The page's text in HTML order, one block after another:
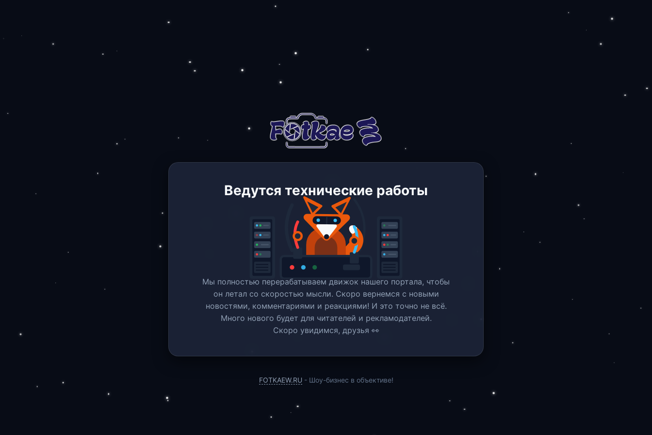
Ведутся технические работы
Мы полностью перерабатываем движок нашего портала, чтобы
он летал со скоростью мысли. Скоро вернемся c новыми
новостями, комментариями и реакциями! И это точно не всё.
Много нового будет для читателей и рекламодателей.
Скоро увидимся, друзья 👀
FOTKAEW.RU - Шоу-бизнес в объективе!